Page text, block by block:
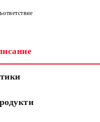
сПолитиката за лични